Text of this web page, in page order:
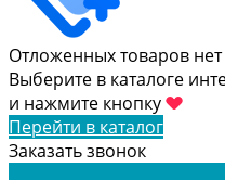
Отложенных товаров нет
Выберите в каталоге
и нажмите кнопку
Перейти в каталог
Заказать звонок